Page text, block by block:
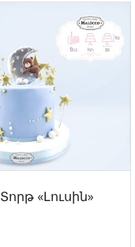
Տորթ «Լուսին»